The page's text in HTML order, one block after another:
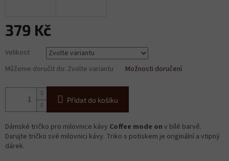
379 Kč
cena:
Velikost
Můžeme doručit do: Zvolte variantu Možnosti doručení
Přidat do košíku
Dámské tričko pro milovnice kávy Coffee mode on v bílé barvě.
Darujte tričko své milovnici kávy. Triko s potiskem je originální a vtipný
dárek.